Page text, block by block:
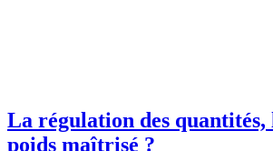
La régulation des quantités,
poids maîtrisé ?